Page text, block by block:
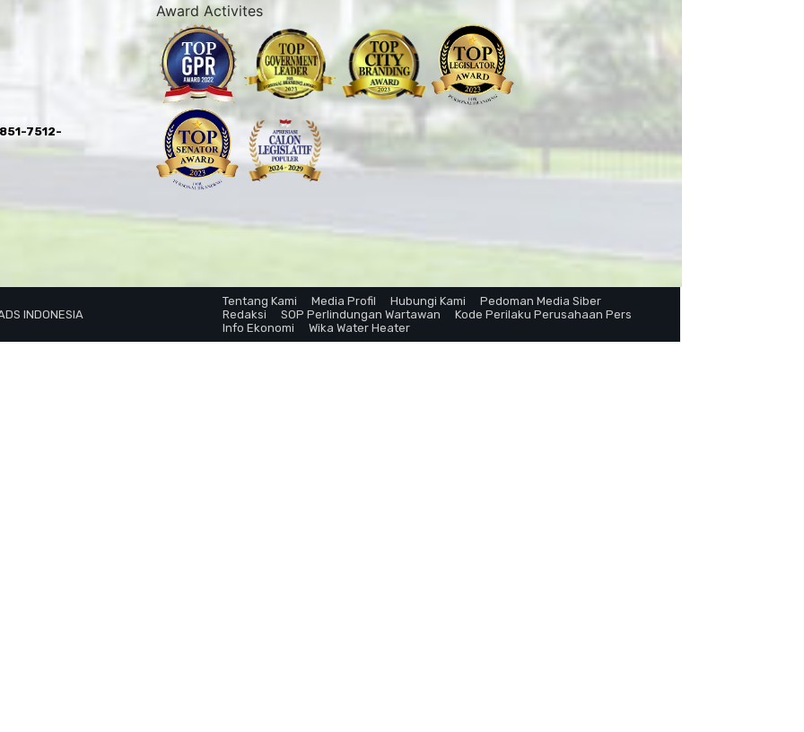
7512-
Award Activites
INDONESIA
Tentang Kami Media Profil Hubungi Kami
Pedoman Media Siber
Redaksi
SOP Perlindungan Wartawan
Kode Perilaku Perusahaan Pers
Info Ekonomi
Wika Water Heater